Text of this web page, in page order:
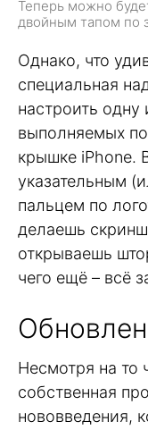
Теперь можно
двойным тапом по
Однако, что
специальная
настроить
выполняемых
крышке iPhone.
указательным
пальцем по
делаешь
открываешь
чего ещё – всё
Несмотря на то
собственная
нововведения,